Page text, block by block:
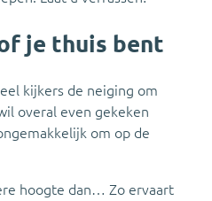
je thuis bent
kijkers de neiging om
overal even gekeken
om op de
hoogte dan… Zo ervaart